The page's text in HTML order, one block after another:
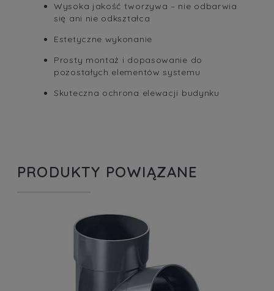
Wysoka jakość tworzywa – nie odbarwia
się ani nie odkształca
Estetyczne wykonanie
Prosty montaż i dopasowanie do
pozostałych elementów systemu
Skuteczna ochrona elewacji budynku
PRODUKTY POWIĄZANE